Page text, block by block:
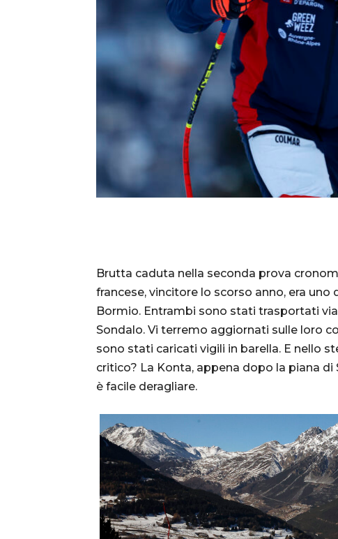
Brutta caduta nella seconda prova
francese, vincitore lo scorso anno, era
Bormio. Entrambi sono stati trasportati
Sondalo. Vi terremo aggiornati sulle loro
sono stati caricati vigili in barella. E nello
critico? La Konta, appena dopo la piana
è facile deragliare.